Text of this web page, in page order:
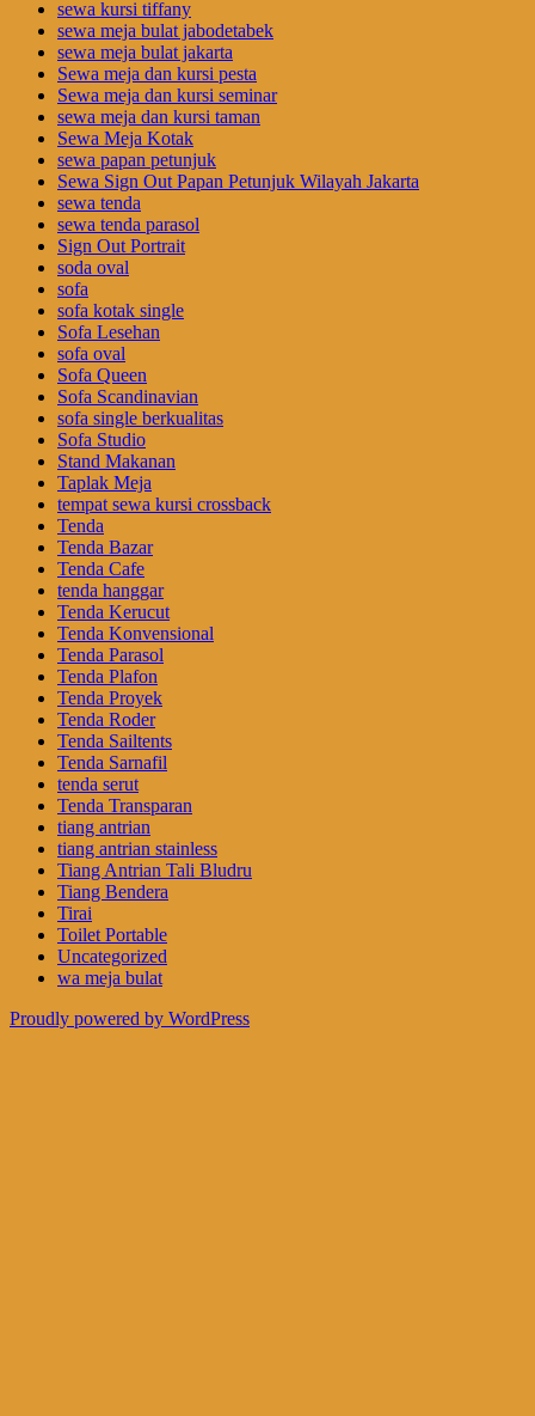
sewa kursi tiffany
sewa meja bulat jabodetabek
sewa meja bulat jakarta
Sewa meja dan kursi pesta
Sewa meja dan kursi seminar
sewa meja dan kursi taman
Sewa Meja Kotak
sewa papan petunjuk
Sewa Sign Out Papan Petunjuk Wilayah Jakarta
sewa tenda
sewa tenda parasol
Sign Out Portrait
soda oval
sofa
sofa kotak single
Sofa Lesehan
sofa oval
Sofa Queen
Sofa Scandinavian
sofa single berkualitas
Sofa Studio
Stand Makanan
Taplak Meja
tempat sewa kursi crossback
Tenda
Tenda Bazar
Tenda Cafe
tenda hanggar
Tenda Kerucut
Tenda Konvensional
Tenda Parasol
Tenda Plafon
Tenda Proyek
Tenda Roder
Tenda Sailtents
Tenda Sarnafil
tenda serut
Tenda Transparan
tiang antrian
tiang antrian stainless
Tiang Antrian Tali Bludru
Tiang Bendera
Tirai
Toilet Portable
Uncategorized
wa meja bulat
Proudly powered by WordPress